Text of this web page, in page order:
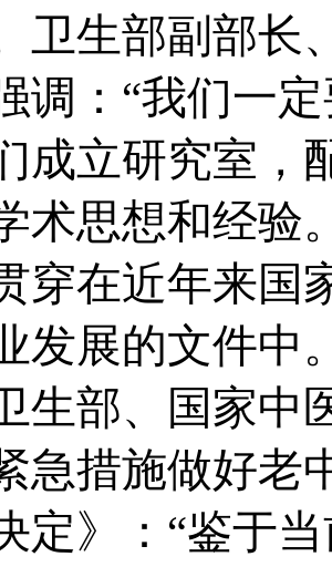
卫生部副部长
调：“我们一
成立研究室，
术思想和经验
穿在近年来国
发展的文件中
生部、国家中
急措施做好老
定》：“鉴于